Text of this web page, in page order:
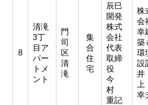
8
清滝
3丁
目ア
パー
トメ
ント
門
司
区
清
滝
集
合
住
宅
辰巳
開発
株式
会社
代表
取締
役
今
村
重記
株
会
幸
築
環
設
井
幸